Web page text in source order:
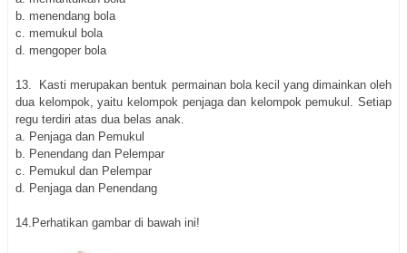
b. menendang bola
c. memukul bola
d. mengoper bola
13.
Kasti merupakan bentuk permainan bola kecil yang dimainkan oleh
dua kelompok, yaitu kelompok penjaga dan kelompok pemukul. Setiap
regu terdiri atas dua belas anak.
a. Penjaga dan Pemukul
b. Penendang dan Pelempar
c. Pemukul dan Pelempar
d. Penjaga dan Penendang
14.Perhatikan gambar di bawah ini!